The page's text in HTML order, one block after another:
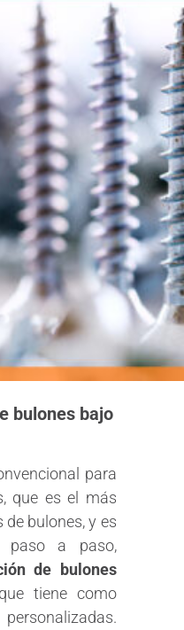
bulones bajo
para
que es el más
bulones, y es
paso a paso,
de bulones
tiene como